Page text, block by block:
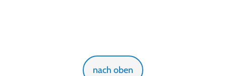
nach oben